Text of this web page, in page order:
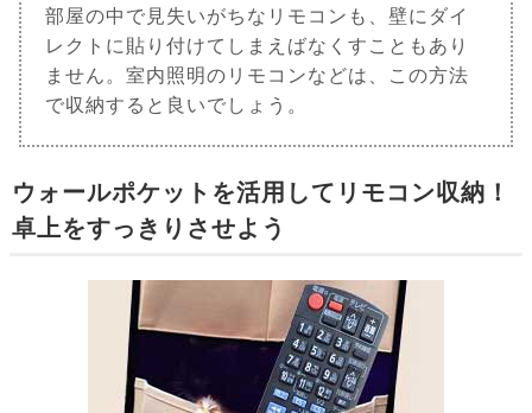
部屋の中で見失いがちなリモコンも、壁にダイ
レクトに貼り付けてしまえばなくすこともあり
ません。室内照明のリモコンなどは、この方法
で収納すると良いでしょう。
ウォールポケットを活用してリモコン収納！
卓上をすっきりさせよう